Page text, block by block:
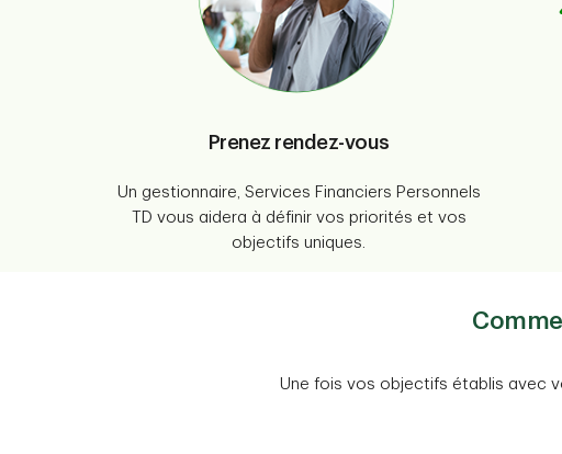
Prenez rendez-vous
Un gestionnaire, Services Financiers Personnels
TD vous aidera à définir vos priorités et vos
objectifs uniques.
Une fois vos objectifs établis avec